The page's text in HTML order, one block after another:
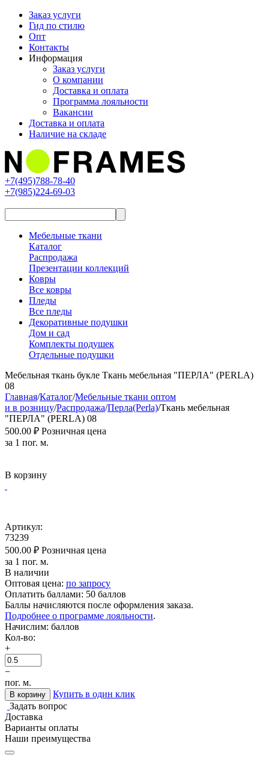
Заказ услуги
Гид по стилю
Опт
Контакты
Информация
Заказ услуги
О компании
Доставка и оплата
Программа лояльности
Вакансии
Доставка и оплата
Наличие на складе
+7(495)788-78-40
+7(985)224-69-03
Мебельные ткани
Каталог
Распродажа
Презентации коллекций
Ковры
Все ковры
Пледы
Все пледы
Декоративные подушки
Дом и сад
Комплекты подушек
Отдельные подушки
Мебельная ткань букле Ткань мебельная "ПЕРЛА" (PERLA)
08
Главная/Каталог/Мебельные ткани оптом
и в розницу/Распродажа/Перла(Perla)/Ткань мебельная
"ПЕРЛА" (PERLA) 08
500.00 ₽ Розничная цена
за 1 пог. м.
В корзину
Артикул:
73239
500.00 ₽ Розничная цена
за 1 пог. м.
В наличии
Оптовая цена: по запросу
Оплатить баллами: 50 баллов
Баллы начисляются после оформления заказа.
Подробнее о программе лояльности.
Начислим: баллов
Кол-во:
+
−
пог. м.
В корзину
Купить в один клик
Задать вопрос
Доставка
Варианты оплаты
Наши преимущества